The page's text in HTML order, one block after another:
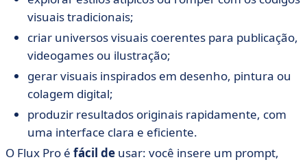
visuais tradicionais;
criar universos visuais coerentes para publicação,
videogames ou ilustração;
gerar visuais inspirados em desenho, pintura ou
colagem digital;
produzir resultados originais rapidamente, com
uma interface clara e eficiente.
O Flux Pro é fácil de usar: você insere um prompt,